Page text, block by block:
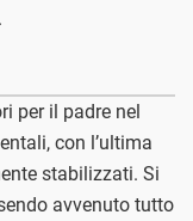
.
per il padre nel
con l’ultima
stabilizzati. Si
avvenuto tutto